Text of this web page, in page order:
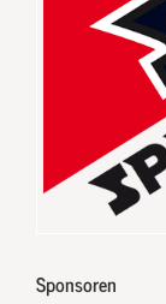
Sponsoren